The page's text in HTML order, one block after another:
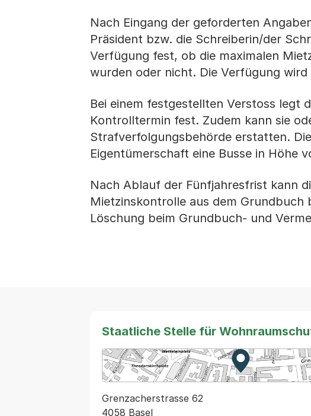
Nach Eingang der geforderten
Präsident bzw. die Schreiberin/der
Verfügung fest, ob die maximalen
wurden oder nicht. Die Verfügung
Bei einem festgestellten Verstoss legt
Kontrolltermin fest. Zudem kann sie
Strafverfolgungsbehörde erstatten.
Eigentümerschaft eine Busse in Höhe
Nach Ablauf der Fünfjahresfrist kann
Mietzinskontrolle aus dem Grundbuch
Löschung beim Grundbuch- und
Staatliche Stelle für
Zur Karte von
Externer Link,
Grenzacherstrasse 62
4058 Basel